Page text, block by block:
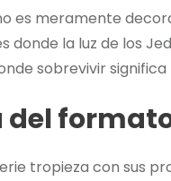
es meramente
donde la luz de los
sobrevivir
del
tropieza con sus